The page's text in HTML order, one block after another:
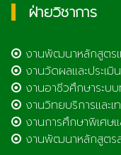
ฝ่ายวิชาการ
งานพัฒนาหลักสูตรแ
งานวัดผลและประเมิ
งานอาชีวศึกษาระบ
งานวิทยบริการและเ
งานการศึกษาพิเศษ
งานพัฒนาหลักสูตรส